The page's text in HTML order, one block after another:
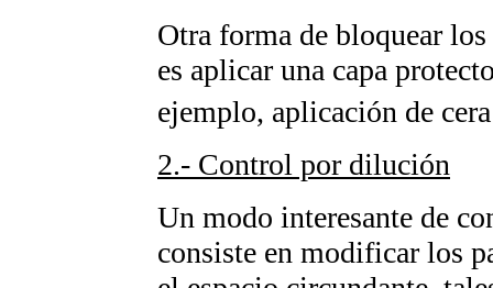
Otra forma de bloquear
es aplicar una capa
ejemplo, aplicación de
2.- Control por dilución
Un modo interesante de
consiste en modificar los